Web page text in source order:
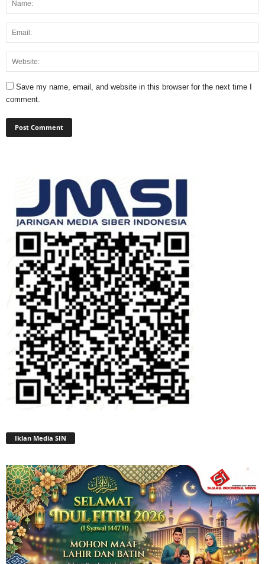
Save my name, email, and website in this browser for the next time I
comment.
Iklan Media SIN